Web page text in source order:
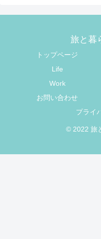
旅と暮
トップページ
Life
Work
お問い合わせ
プライ
© 2022 旅